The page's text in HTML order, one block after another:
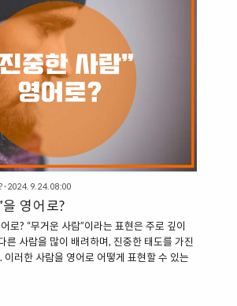
“Hit on”은 이성..
· 2024. 9. 24. 08:00
영어로?
로? “무거운 사람”이라는 표현은 주로 깊이
른 사람을 많이 배려하며, 진중한 태도를 가진
이러한 사람을 영어로 어떻게 표현할 수 있는